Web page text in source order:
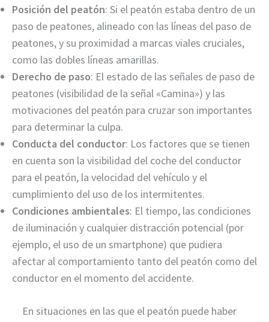
Posición del peatón: Si el peatón estaba dentro de un
paso de peatones, alineado con las líneas del paso de
peatones, y su proximidad a marcas viales cruciales,
como las dobles líneas amarillas.
Derecho de paso: El estado de las señales de paso de
peatones (visibilidad de la señal «Camina») y las
motivaciones del peatón para cruzar son importantes
para determinar la culpa.
Conducta del conductor: Los factores que se tienen
en cuenta son la visibilidad del coche del conductor
para el peatón, la velocidad del vehículo y el
cumplimiento del uso de los intermitentes.
Condiciones ambientales: El tiempo, las condiciones
de iluminación y cualquier distracción potencial (por
ejemplo, el uso de un smartphone) que pudiera
afectar al comportamiento tanto del peatón como del
conductor en el momento del accidente.
En situaciones en las que el peatón puede haber